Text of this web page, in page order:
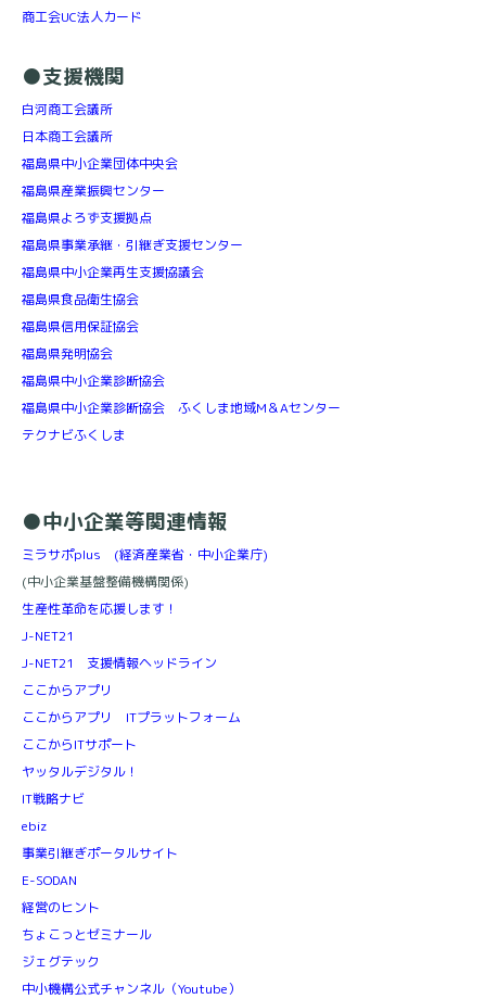
商工会UC法人カード
●支援機関
白河商工会議所
日本商工会議所
福島県中小企業団体中央会
福島県産業振興センター
福島県よろず支援拠点
福島県事業承継・引継ぎ支援センター
福島県中小企業再生支援協議会
福島県食品衛生協会
福島県信用保証協会
福島県発明協会
福島県中小企業診断協会
福島県中小企業診断協会 ふくしま地域M＆Aセンター
テクナビふくしま
●中小企業等関連情報
ミラサポplus (経済産業省・中小企業庁)
(中小企業基盤整備機構関係)
生産性革命を応援します！
J-NET21
J-NET21 支援情報ヘッドライン
ここからアプリ
ここからアプリ ITプラットフォーム
ここからITサポート
ヤッタルデジタル！
IT戦略ナビ
ebiz
事業引継ぎポータルサイト
E-SODAN
経営のヒント
ちょこっとゼミナール
ジェグテック
中小機構公式チャンネル（Youtube）